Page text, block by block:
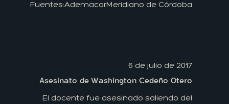
Fuentes:AdemacorMeridiano de Córdoba
6 de julio de 2017
Asesinato de Washington Cedeño Otero
El docente fue asesinado saliendo del